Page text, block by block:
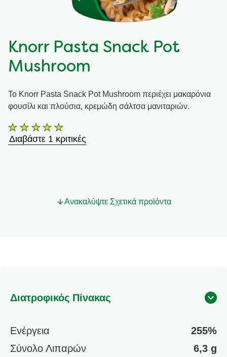
Συνταγές από την Μαργαρίτα Νικολαΐδη
Knorr Pasta Snack Pot
Mushroom
Το Knorr Pasta Snack Pot Mushroom περιέχει μακαρόνια
φουσίλι και πλούσια, κρεμώδη σάλτσα μανιταριών.
Η
μέση
5
τις
αξιολογήσεις
1.
Διαβάστε 1 κριτικές
Ανακαλύψτε Σχετικά προϊόντα
Διατροφικός Πίνακας
Ενέργεια
255%
Σύνολο Λιπαρών
6,3 g